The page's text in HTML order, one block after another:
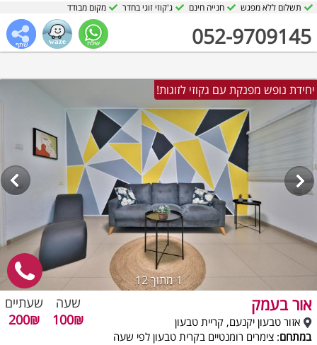
052-9709145
תשלום ללא מפגש חנייה חינם ג'קוזי זוגי בחדר מקום מבודד
יחידת נופש מפנקת עם גקוזי לזוגות!
1מתוך 12
אור בעמק
אזור טבעון יקנעם, קריית טבעון
במתחם: צימרים רומנטיים בקרית טבעון לפי שעה
שעה
100₪
שעתיים
200₪